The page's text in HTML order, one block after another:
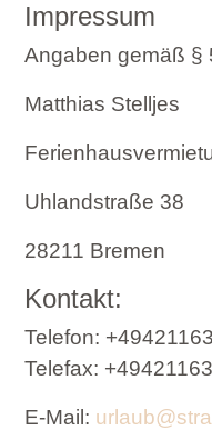
Impressum
Angaben gemäß §
Matthias Stelljes
Uhlandstraße 38
28211 Bremen
Kontakt:
Telefon:
Telefax:
E-Mail: